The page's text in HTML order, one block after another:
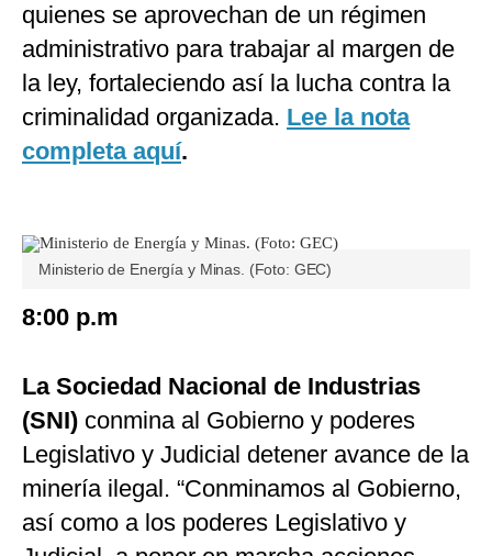
quienes se aprovechan de un régimen
administrativo para trabajar al margen de
la ley, fortaleciendo así la lucha contra la
criminalidad organizada. Lee la nota
completa aquí.
Ministerio de Energía y Minas. (Foto: GEC)
8:00 p.m
La Sociedad Nacional de Industrias
(SNI) conmina al Gobierno y poderes
Legislativo y Judicial detener avance de la
minería ilegal. “Conminamos al Gobierno,
así como a los poderes Legislativo y